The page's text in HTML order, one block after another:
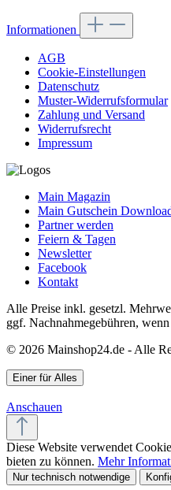
Informationen
AGB
Cookie-Einstellungen
Datenschutz
Muster-Widerrufsformular
Zahlung und Versand
Widerrufsrecht
Impressum
Main Magazin
Main Gutschein
Partner werden
Feiern & Tagen
Newsletter
Facebook
Kontakt
Alle Preise inkl. gesetzl.
ggf. Nachnahmegebühren,
© 2026 Mainshop24.de - Alle
Einer für Alles
Anschauen
Diese Website verwendet
bieten zu können. Mehr
Nur technisch notwendige